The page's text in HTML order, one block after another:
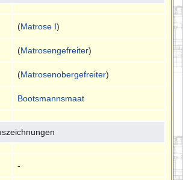
(Matrose I)
(Matrosengefreiter)
(Matrosenobergefreiter)
Bootsmannsmaat
-